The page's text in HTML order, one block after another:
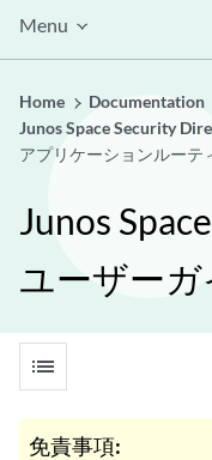
Menu
Home Documentation
Junos Space Security
アプリケーションルーテ
Junos
ユーザーガ
list
免責事項: